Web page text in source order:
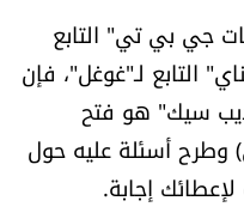
جي بي تي" التابع
التابع لـ"غوغل"، فإن
سيك" هو فتح
وطرح أسئلة عليه حول
إجابة.